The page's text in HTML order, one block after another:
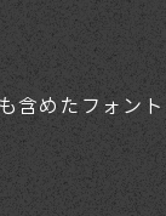
含めたフォント